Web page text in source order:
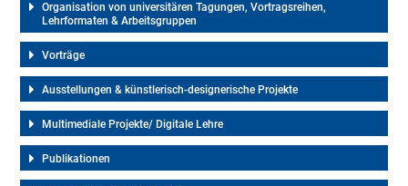
Organisation von universitären Tagungen, Vortragsreihen,
Lehrformaten & Arbeitsgruppen
Vorträge
Ausstellungen & künstlerisch-designerische Projekte
Multimediale Projekte/ Digitale Lehre
Publikationen